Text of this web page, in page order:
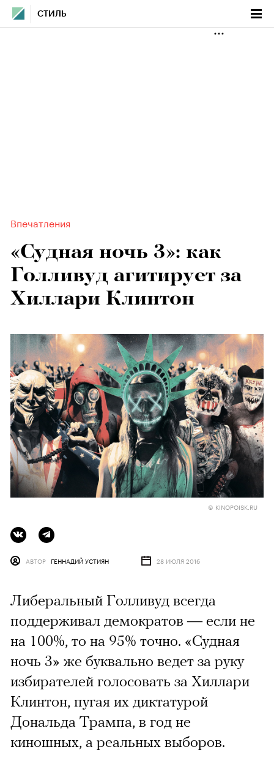
СТИЛЬ
Впечатления
«Судная ночь 3»: как
Голливуд агитирует за
Хиллари Клинтон
© KINOPOISK.RU
АВТОР ГЕННАДИЙ УСТИЯН 28 ИЮЛЯ 2016
Либеральный Голливуд всегда
поддерживал демократов — если не
на 100%, то на 95% точно. «Судная
ночь 3» же буквально ведет за руку
избирателей голосовать за Хиллари
Клинтон, пугая их диктатурой
Дональда Трампа, в год не
киношных, а реальных выборов.